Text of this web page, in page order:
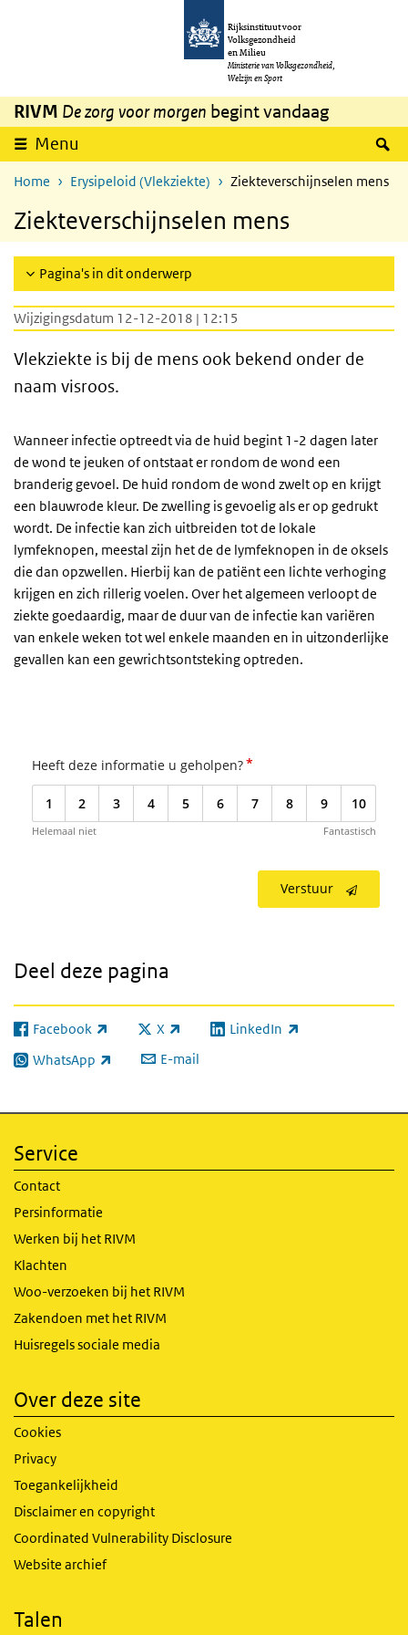
Overslaan en naar de inhoud gaan
Rijksinstituut voor
Volksgezondheid
en Milieu
Ministerie van Volksgezondheid,
Welzijn en Sport
RIVM De zorg voor morgen begint vandaag
Menu
Home Erysipeloid (Vlekziekte) Ziekteverschijnselen mens
Ziekteverschijnselen mens
Pagina's in dit onderwerp
Wijzigingsdatum 12-12-2018 | 12:15
Vlekziekte is bij de mens ook bekend onder de
naam visroos.
Wanneer infectie optreedt via de huid begint 1-2 dagen later
de wond te jeuken of ontstaat er rondom de wond een
branderig gevoel. De huid rondom de wond zwelt op en krijgt
een blauwrode kleur. De zwelling is gevoelig als er op gedrukt
wordt. De infectie kan zich uitbreiden tot de lokale
lymfeknopen, meestal zijn het de de lymfeknopen in de oksels
die dan opzwellen. Hierbij kan de patiënt een lichte verhoging
krijgen en zich rillerig voelen. Over het algemeen verloopt de
ziekte goedaardig, maar de duur van de infectie kan variëren
van enkele weken tot wel enkele maanden en in uitzonderlijke
gevallen kan een gewrichtsontsteking optreden.
Heeft deze informatie u geholpen?*
1 2 3 4 5 6 7 8 9 10
Helemaal niet Fantastisch
Verstuur
Deel deze pagina
Facebook
(externe link) X
(externe link) LinkedIn
(externe link)
WhatsApp
(externe link) E-mail
Service
Contact
Persinformatie
Werken bij het RIVM
Klachten
Woo-verzoeken bij het RIVM
Zakendoen met het RIVM
Huisregels sociale media
Over deze site
Cookies
Privacy
Toegankelijkheid
Disclaimer en copyright
Coordinated Vulnerability Disclosure
Website archief
Talen